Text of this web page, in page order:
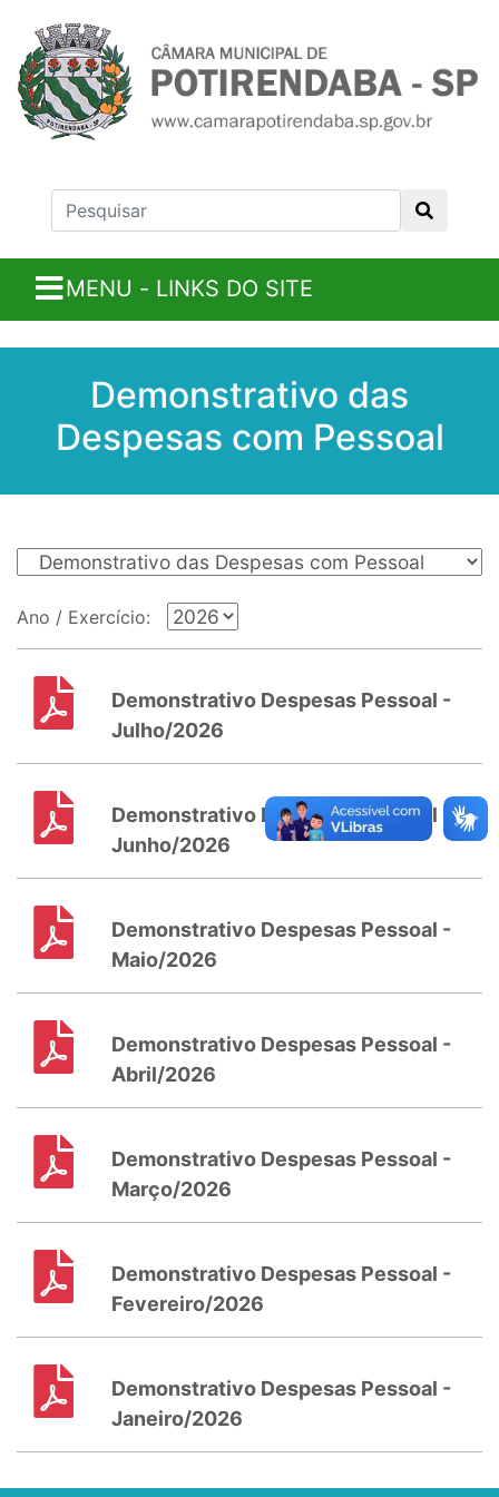
MENU - LINKS DO SITE
Demonstrativo das
Despesas com Pessoal
Ano / Exercício:
Demonstrativo Despesas Pessoal -
Julho/2026
Demonstrativo Despesas Pessoal -
Junho/2026
Demonstrativo Despesas Pessoal -
Maio/2026
Demonstrativo Despesas Pessoal -
Abril/2026
Demonstrativo Despesas Pessoal -
Março/2026
Demonstrativo Despesas Pessoal -
Fevereiro/2026
Demonstrativo Despesas Pessoal -
Janeiro/2026